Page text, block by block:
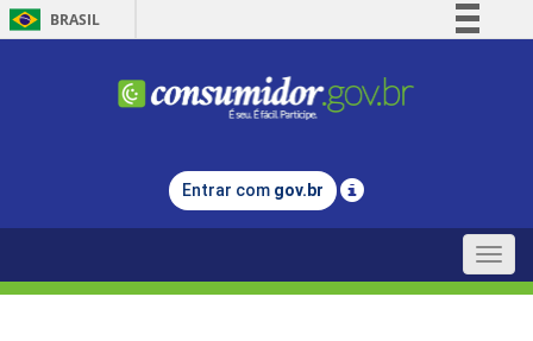
BRASIL
Comunica BR
Legislação
Entrar com gov.br
Toggle